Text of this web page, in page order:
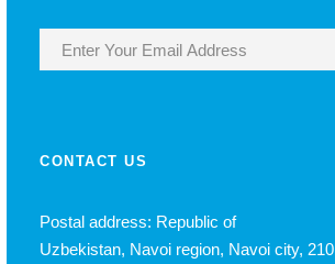
CONTACT US
Postal address: Republic of
Uzbekistan, Navoi region, Navoi city,